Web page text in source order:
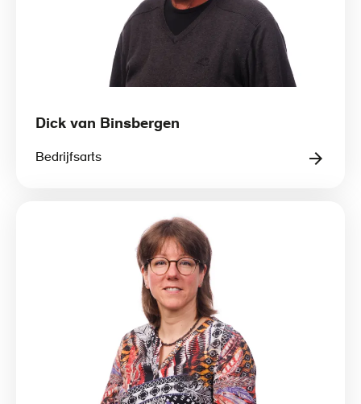
Dick van Binsbergen
Bedrijfsarts